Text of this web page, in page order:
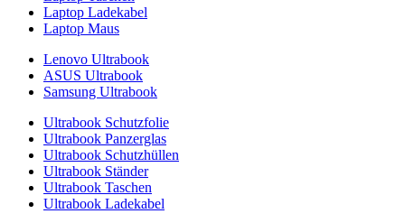
Laptop Ladekabel
Laptop Maus
Lenovo Ultrabook
ASUS Ultrabook
Samsung Ultrabook
Ultrabook Schutzfolie
Ultrabook Panzerglas
Ultrabook Schutzhüllen
Ultrabook Ständer
Ultrabook Taschen
Ultrabook Ladekabel